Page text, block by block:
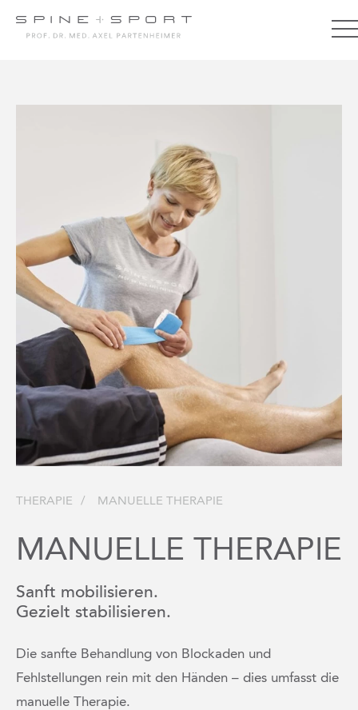
THERAPIE MANUELLE THERAPIE
MANUELLE THERAPIE
Sanft mobilisieren.
Gezielt stabilisieren.
Die sanfte Behandlung von Blockaden und
Fehlstellungen rein mit den Händen – dies umfasst die
manuelle Therapie.